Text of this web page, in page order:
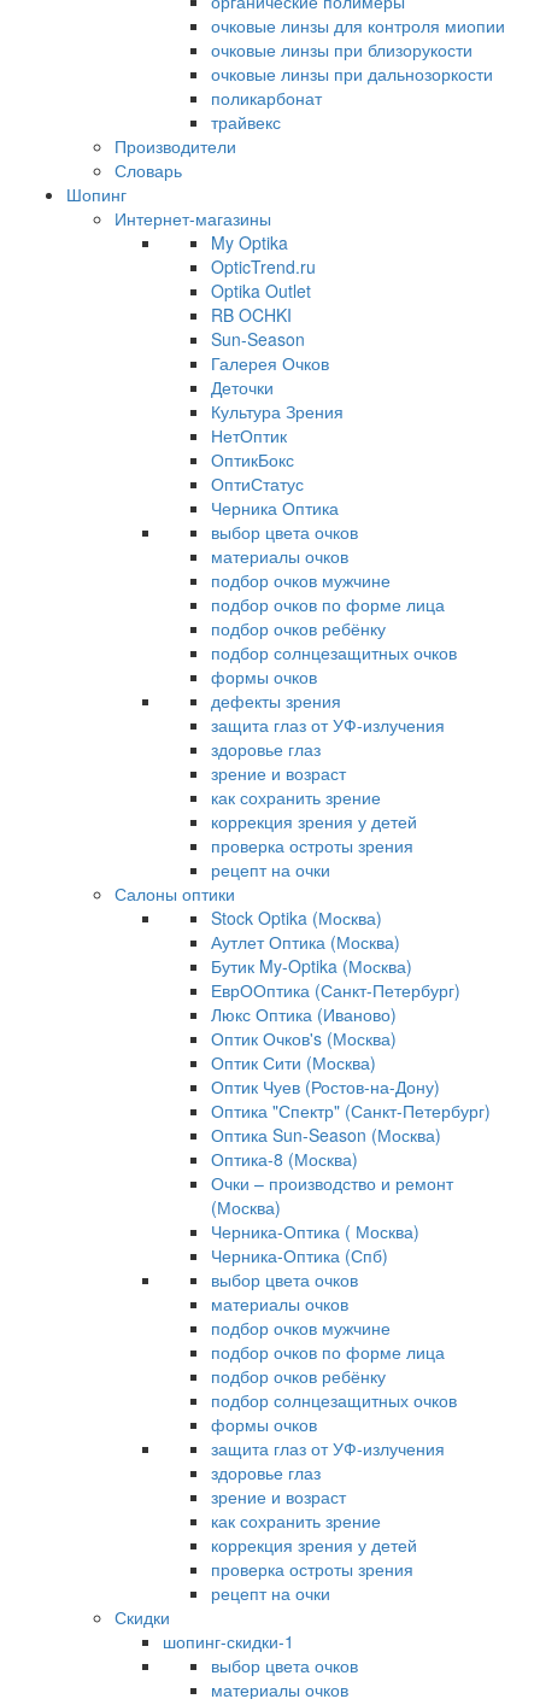
очковые линзы для контроля миопии
очковые линзы при близорукости
очковые линзы при дальнозоркости
поликарбонат
трайвекс
Производители
Словарь
Шопинг
Интернет-магазины
My Optika
OpticTrend.ru
Optika Outlet
RB OCHKI
Sun-Season
Галерея Очков
Деточки
Культура Зрения
НетОптик
ОптикБокс
ОптиСтатус
Черника Оптика
выбор цвета очков
материалы очков
подбор очков мужчине
подбор очков по форме лица
подбор очков ребёнку
подбор солнцезащитных очков
формы очков
дефекты зрения
защита глаз от УФ-излучения
здоровье глаз
зрение и возраст
как сохранить зрение
коррекция зрения у детей
проверка остроты зрения
рецепт на очки
Салоны оптики
Stock Optika (Москва)
Аутлет Оптика (Москва)
Бутик My-Optika (Москва)
ЕврООптика (Санкт-Петербург)
Люкс Оптика (Иваново)
Оптик Очков's (Москва)
Оптик Сити (Москва)
Оптик Чуев (Ростов-на-Дону)
Оптика "Спектр" (Санкт-Петербург)
Оптика Sun-Season (Москва)
Оптика-8 (Москва)
Очки – производство и ремонт
(Москва)
Черника-Оптика ( Москва)
Черника-Оптика (Спб)
выбор цвета очков
материалы очков
подбор очков мужчине
подбор очков по форме лица
подбор очков ребёнку
подбор солнцезащитных очков
формы очков
защита глаз от УФ-излучения
здоровье глаз
зрение и возраст
как сохранить зрение
коррекция зрения у детей
проверка остроты зрения
рецепт на очки
Скидки
шопинг-скидки-1
выбор цвета очков
материалы очков